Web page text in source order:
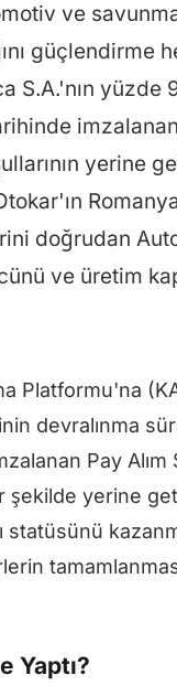
ve
S.A.'nın yüzde
yerine
doğrudan
ve üretim
Platformu'na
devralınma
Pay
şekilde yerine
statüsünü
Yaptı?